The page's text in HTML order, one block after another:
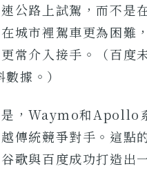
公路上試駕，而不是
城市裡駕車更為困難
常介入接手。（百度
據。）
是，Waymo和Apollo
傳統競爭對手。這點
歌與百度成功打造出